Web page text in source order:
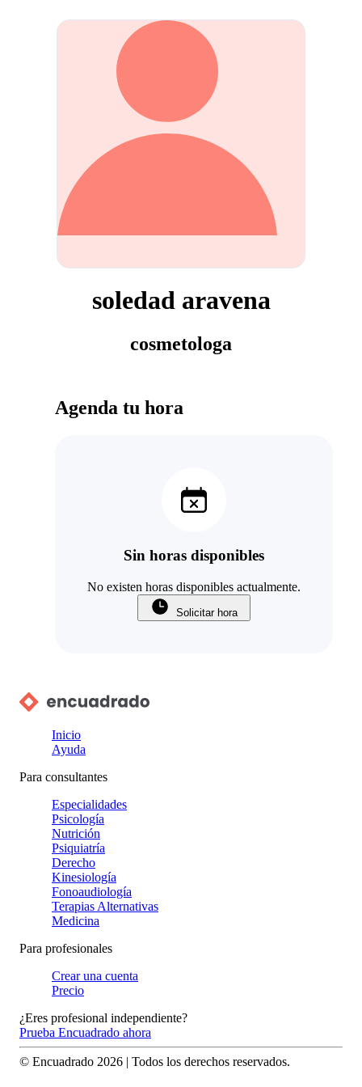
soledad aravena
cosmetologa
Agenda tu hora
Sin horas disponibles
No existen horas disponibles actualmente.
Solicitar hora
Inicio
Ayuda
Para consultantes
Especialidades
Psicología
Nutrición
Psiquiatría
Derecho
Kinesiología
Fonoaudiología
Terapias Alternativas
Medicina
Para profesionales
Crear una cuenta
Precio
¿Eres profesional independiente?
Prueba Encuadrado ahora
© Encuadrado 2026 | Todos los derechos reservados.